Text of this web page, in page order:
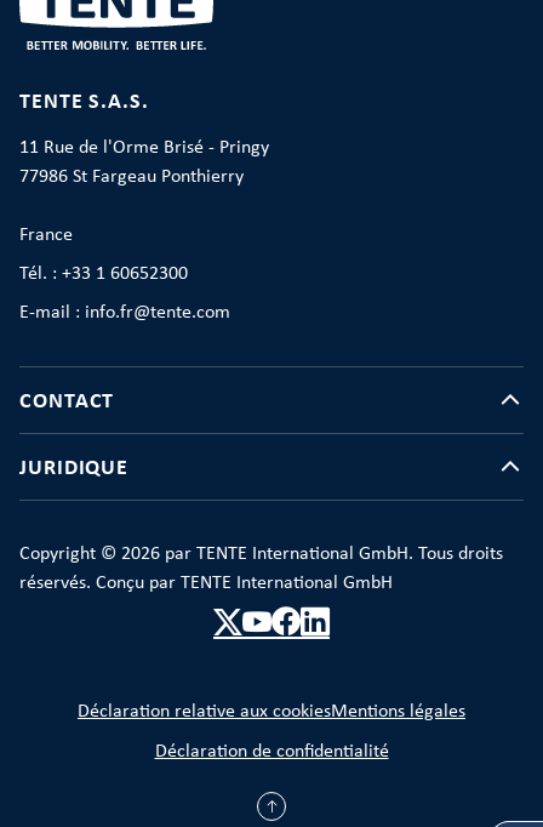
TENTE S.A.S.
11 Rue de l'Orme Brisé - Pringy
77986 St Fargeau Ponthierry
France
Tél. : +33 1 60652300
E-mail : info.fr@tente.com
CONTACT
JURIDIQUE
Copyright © 2026 par TENTE International GmbH. Tous droits
réservés. Conçu par TENTE International GmbH
Déclaration relative aux cookiesMentions légales
Déclaration de confidentialité